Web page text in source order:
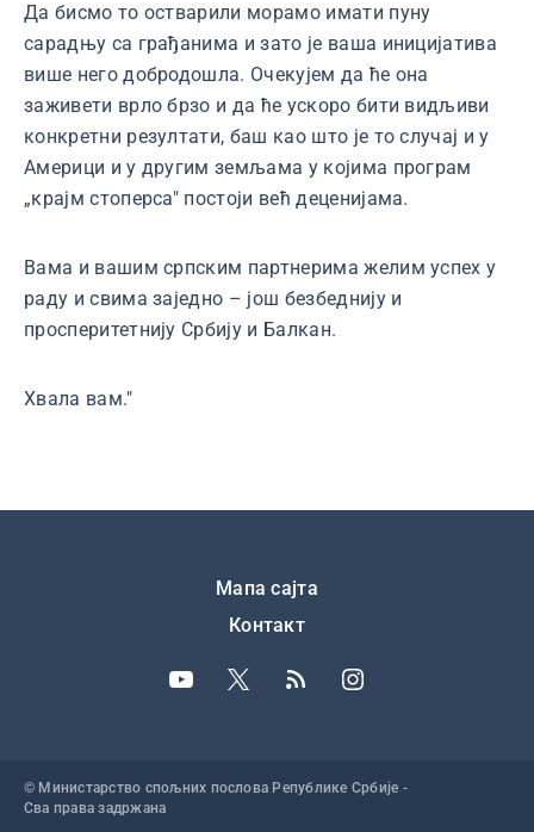
Да бисмо то остварили морамо имати пуну
сарадњу са грађанима и зато је ваша иницијатива
више него добродошла. Очекујем да ће она
заживети врло брзо и да ће ускоро бити видљиви
конкретни резултати, баш као што је то случај и у
Америци и у другим земљама у којима програм
„крајм стоперса" постоји већ деценијама.
Вама и вашим српским партнерима желим успех у
раду и свима заједно – још безбеднију и
просперитетнију Србију и Балкан.
Хвала вам."
Мапа сајта
Контакт
© Министарство спољних послова Републике Србије -
Сва права задржана